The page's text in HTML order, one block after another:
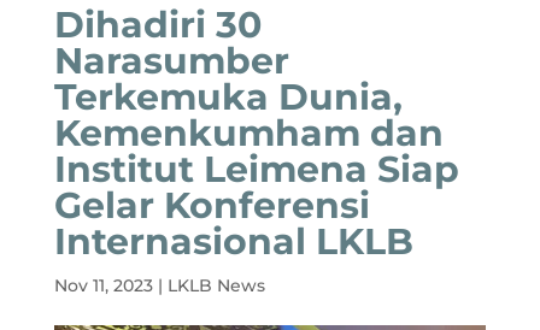
Dihadiri 30
Narasumber
Terkemuka Dunia,
Kemenkumham dan
Institut Leimena Siap
Gelar Konferensi
Internasional LKLB
Nov 11, 2023| LKLB News